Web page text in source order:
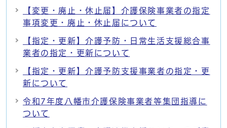
【変更・廃止・休止届】介護保険事業者の指定
事項変更・廃止・休止届について
【指定・更新】介護予防・日常生活支援総合事
業者の指定・更新について
【指定・更新】介護予防支援事業者の指定・更
新について
令和7年度八幡市介護保険事業者等集団指導に
ついて